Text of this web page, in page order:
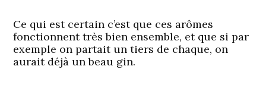
Ce qui est certain c’est que ces arômes
fonctionnent très bien ensemble, et que si par
exemple on partait un tiers de chaque, on
aurait déjà un beau gin.